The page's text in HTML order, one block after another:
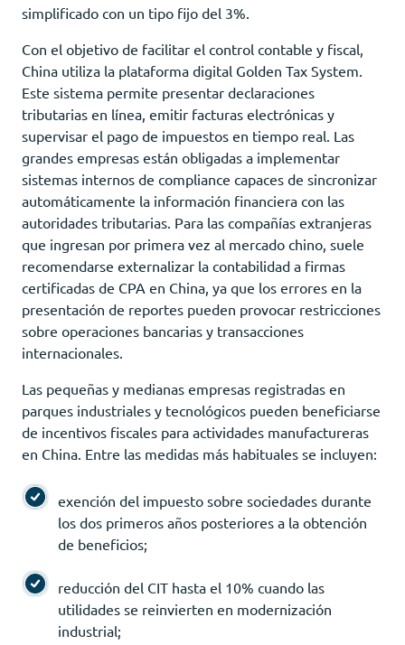
simplificado con un tipo fijo del 3%.
Con el objetivo de facilitar el control contable y fiscal,
China utiliza la plataforma digital Golden Tax System.
Este sistema permite presentar declaraciones
tributarias en línea, emitir facturas electrónicas y
supervisar el pago de impuestos en tiempo real. Las
grandes empresas están obligadas a implementar
sistemas internos de compliance capaces de sincronizar
automáticamente la información financiera con las
autoridades tributarias. Para las compañías extranjeras
que ingresan por primera vez al mercado chino, suele
recomendarse externalizar la contabilidad a firmas
certificadas de CPA en China, ya que los errores en la
presentación de reportes pueden provocar restricciones
sobre operaciones bancarias y transacciones
internacionales.
Las pequeñas y medianas empresas registradas en
parques industriales y tecnológicos pueden beneficiarse
de incentivos fiscales para actividades manufactureras
en China. Entre las medidas más habituales se incluyen:
exención del impuesto sobre sociedades durante
los dos primeros años posteriores a la obtención
de beneficios;
reducción del CIT hasta el 10% cuando las
utilidades se reinvierten en modernización
industrial;